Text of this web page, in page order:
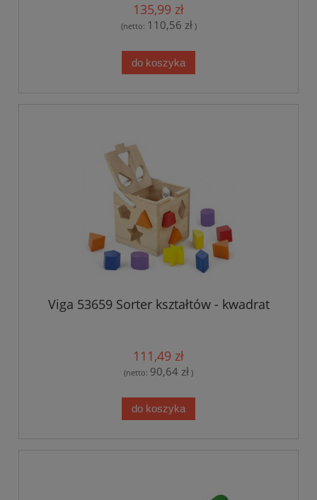
135,99 zł
(netto: 110,56 zł)
do koszyka
Viga 53659 Sorter kształtów - kwadrat
111,49 zł
(netto: 90,64 zł )
do koszyka